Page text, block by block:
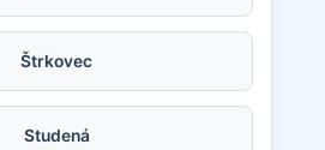
Štrkovec
Studená